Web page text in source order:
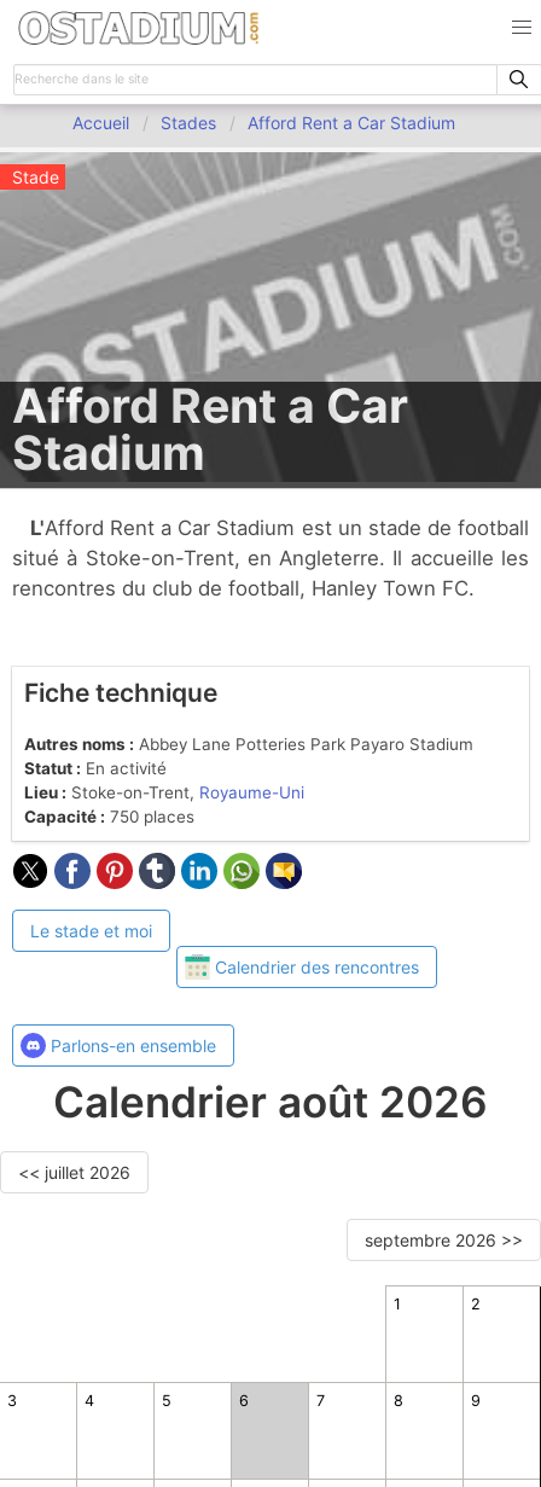
Accueil Stades Afford Rent a Car Stadium
Stade
Afford Rent a Car
Stadium
L'Afford Rent a Car Stadium est un stade de football
situé à Stoke-on-Trent, en Angleterre. Il accueille les
rencontres du club de football, Hanley Town FC.
Fiche technique
Autres noms : Abbey Lane Potteries Park Payaro Stadium
Statut : En activité
Lieu : Stoke-on-Trent, Royaume-Uni
Capacité : 750 places
Le stade et moi
Calendrier des rencontres
Parlons-en ensemble
Calendrier août 2026
<< juillet 2026
septembre 2026 >>
1 2
3 4 5 6 7 8 9